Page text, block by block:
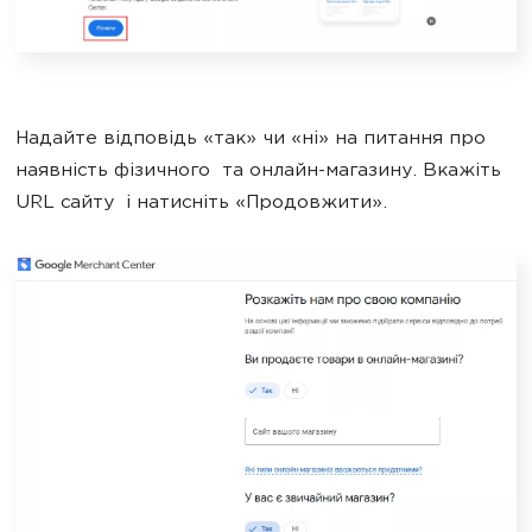
Надайте відповідь «так» чи «ні» на питання про
наявність фізичного та онлайн-магазину. Вкажіть
URL сайту і натисніть «Продовжити».